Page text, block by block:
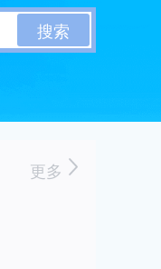
搜索
更多